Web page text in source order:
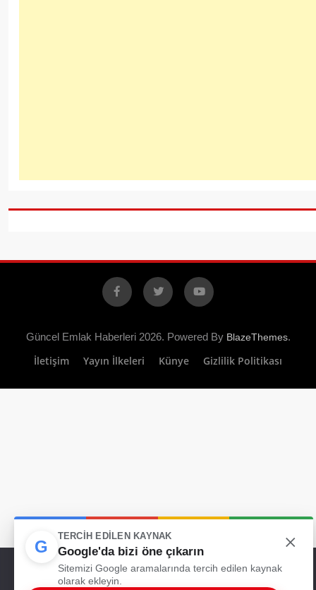
Facebook
X YouTube
Güncel Emlak Haberleri 2026. Powered By BlazeThemes.
İletişim Yayın İlkeleri Künye Gizlilik Politikası
Web sitemizde size en iyi deneyimi sunabilmemiz için çerezleri
kullanıyoruz. Bu siteyi kullanmaya devam ederseniz, bunu kabul
G
TERCIH EDILEN KAYNAK
Google'da bizi öne çıkarın
Sitemizi Google aramalarında tercih edilen kaynak
olarak ekleyin.
×